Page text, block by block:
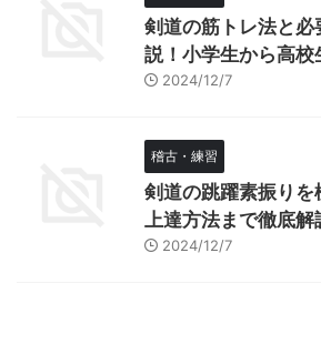
剣道の筋トレ法と
説！小学生から高校
2024/12/7
稽古・練習
剣道の跳躍素振りを
上達方法まで徹底解
2024/12/7